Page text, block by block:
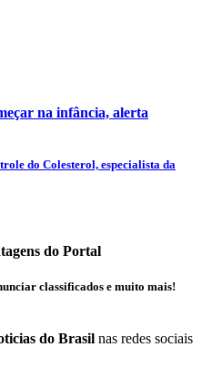
na infância, alerta
do Colesterol, especialista da
do Portal
classificados e muito mais!
do Brasil nas redes sociais